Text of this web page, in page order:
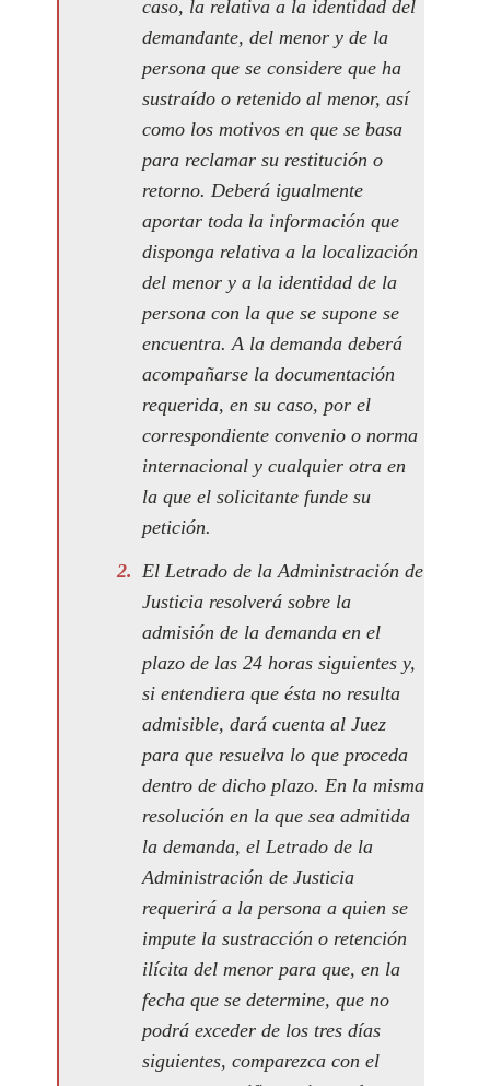
caso, la relativa a la identidad del
demandante, del menor y de la
persona que se considere que ha
sustraído o retenido al menor, así
como los motivos en que se basa
para reclamar su restitución o
retorno. Deberá igualmente
aportar toda la información que
disponga relativa a la localización
del menor y a la identidad de la
persona con la que se supone se
encuentra. A la demanda deberá
acompañarse la documentación
requerida, en su caso, por el
correspondiente convenio o norma
internacional y cualquier otra en
la que el solicitante funde su
petición.
El Letrado de la Administración de
Justicia resolverá sobre la
admisión de la demanda en el
plazo de las 24 horas siguientes y,
si entendiera que ésta no resulta
admisible, dará cuenta al Juez
para que resuelva lo que proceda
dentro de dicho plazo. En la misma
resolución en la que sea admitida
la demanda, el Letrado de la
Administración de Justicia
requerirá a la persona a quien se
impute la sustracción o retención
ilícita del menor para que, en la
fecha que se determine, que no
podrá exceder de los tres días
siguientes, comparezca con el